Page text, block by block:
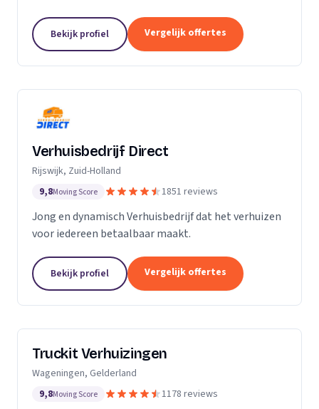
opslag van inboedel, de- en montageservice,...
Bekijk profiel Vergelijk offertes
Verhuisbedrijf Direct
Rijswijk, Zuid-Holland
9,8Moving Score 1851 reviews
Jong en dynamisch Verhuisbedrijf dat het verhuizen
voor iedereen betaalbaar maakt.
Bekijk profiel Vergelijk offertes
Truckit Verhuizingen
Wageningen, Gelderland
9,8Moving Score 1178 reviews